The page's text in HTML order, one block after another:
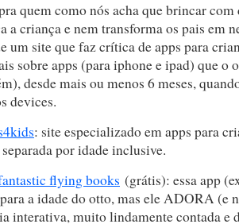
quem como nós acha que brincar
a criança e nem transforma os pais em
um site que faz crítica de apps para
sobre apps (para iphone e ipad) que o
desde mais ou menos 6 meses,
devices.
: site especializado em apps para
por idade inclusive.
flying books (grátis): essa app
a idade do otto, mas ele ADORA (e
interativa, muito lindamente contada e